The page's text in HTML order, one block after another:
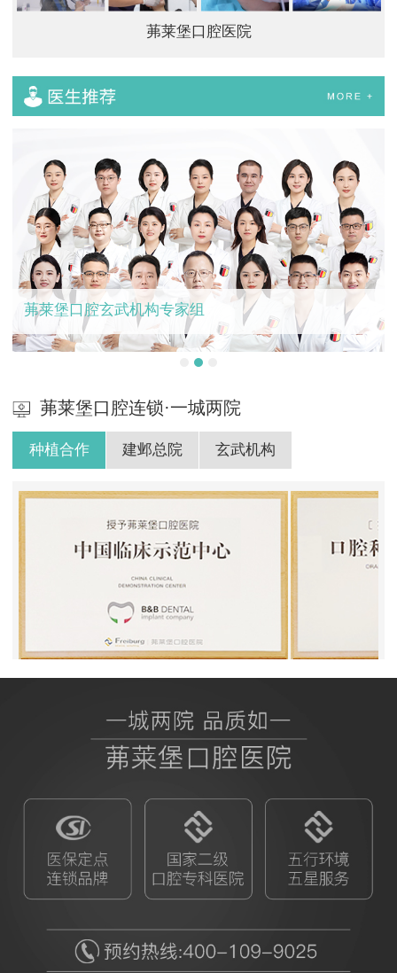
茀莱堡口腔医院
茀莱堡口腔玄武机构专家组
茀莱堡口腔连锁·一城两院
种植合作 建邺总院 玄武机构
BB授权茀莱堡口腔医院 ITI授